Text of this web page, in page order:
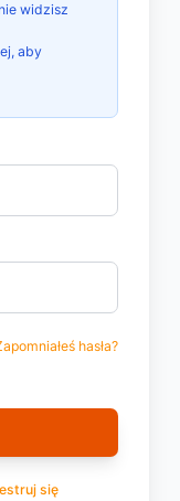
widzisz
aby
hasła?
się